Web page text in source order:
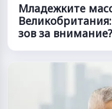
Младежките
зов за внимание?